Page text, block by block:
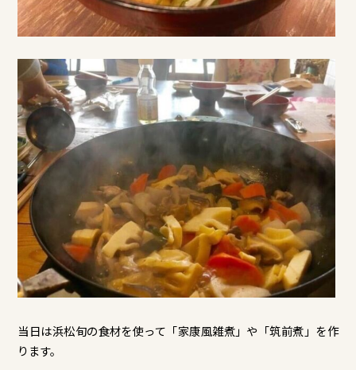
当日は浜松旬の食材を使って「家康風雑煮」や「筑前煮」を作
ります。